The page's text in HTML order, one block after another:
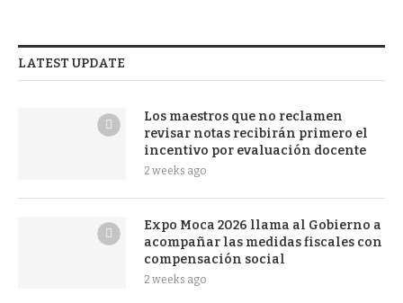
LATEST UPDATE
Los maestros que no reclamen
revisar notas recibirán primero el
incentivo por evaluación docente
2 weeks ago
Expo Moca 2026 llama al Gobierno a
acompañar las medidas fiscales con
compensación social
2 weeks ago